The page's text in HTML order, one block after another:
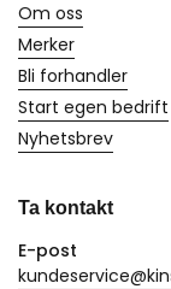
Om oss
Merker
Bli forhandler
Start egen bedrift
Nyhetsbrev
Ta kontakt
E-post